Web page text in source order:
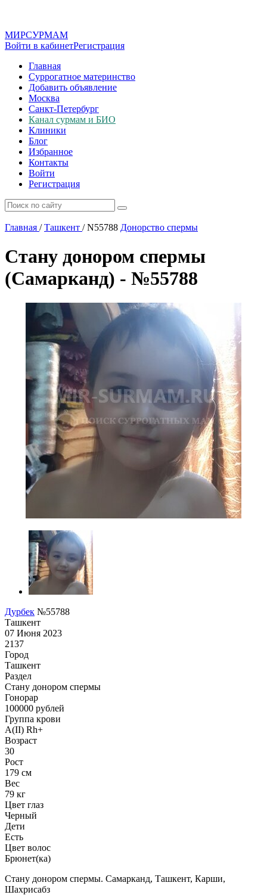
МИРСУРМАМ
Войти в кабинетРегистрация
Главная
Суррогатное материнство
Добавить объявление
Москва
Санкт-Петербург
Канал сурмам и БИО
Клиники
Блог
Избранное
Контакты
Войти
Регистрация
Главная / Ташкент /N55788 Донорство спермы
Стану донором спермы
(Самарканд) - №55788
Дурбек №55788
Ташкент
07 Июня 2023
2137
Город
Ташкент
Раздел
Стану донором спермы
Гонoрар
100000 рублей
Группа крови
A(II) Rh+
Возраст
30
Рост
179 см
Вес
79 кг
Цвет глаз
Черный
Дети
Есть
Цвет волос
Брюнет(ка)
Стану донором спермы. Самарканд, Ташкент, Карши,
Шахрисабз